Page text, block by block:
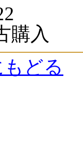
購入
どる